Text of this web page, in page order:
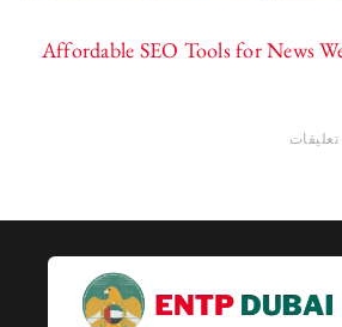
Affordable SEO Tools for News
تعليقات